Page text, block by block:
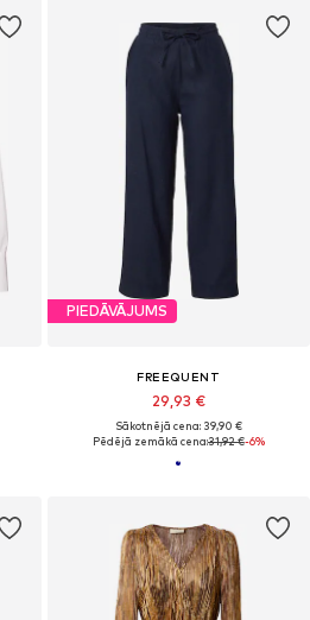
PIEDĀVĀJUMS
FREEQUENT
29,93 €
Sākotnējā cena: 39,90 €
Pēdējā zemākā cena:31,92 €-6%